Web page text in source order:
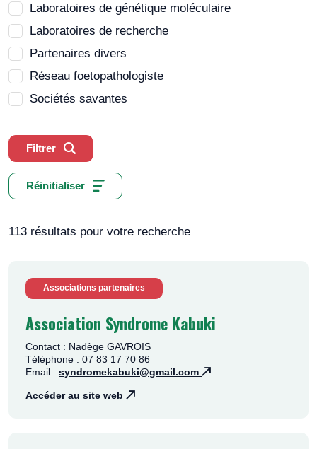
Laboratoires de génétique moléculaire
Laboratoires de recherche
Partenaires divers
Réseau foetopathologiste
Sociétés savantes
Filtrer
Réinitialiser
113 résultats pour votre recherche
Associations partenaires
Association Syndrome Kabuki
Contact : Nadège GAVROIS
Téléphone : 07 83 17 70 86
Email : syndromekabuki@gmail.com
Accéder au site web